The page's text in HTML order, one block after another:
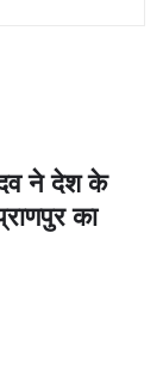
ने देश के
का